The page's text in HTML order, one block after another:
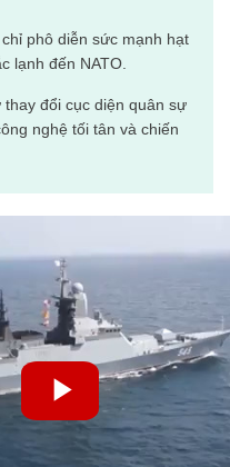
phô diễn sức mạnh hạt
lạnh đến NATO.
đổi cục diện quân sự
nghệ tối tân và chiến